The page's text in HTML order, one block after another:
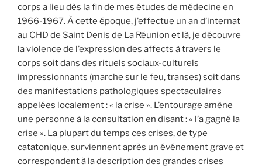
corps a lieu dès la fin de mes études de médecine en
1966-1967. À cette époque, j’effectue un an d’internat
au CHD de Saint Denis de La Réunion et là, je découvre
la violence de l’expression des affects à travers le
corps soit dans des rituels sociaux-culturels
impressionnants (marche sur le feu, transes) soit dans
des manifestations pathologiques spectaculaires
appelées localement : « la crise ». L’entourage amène
une personne à la consultation en disant : « l’a gagné la
crise ». La plupart du temps ces crises, de type
catatonique, surviennent après un événement grave et
correspondent à la description des grandes crises